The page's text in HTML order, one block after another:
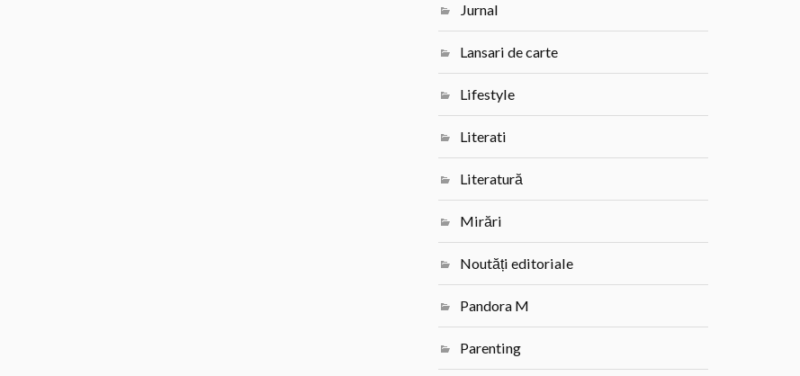
Jurnal
Lansari de carte
Lifestyle
Literati
Literatură
Mirări
Noutăți editoriale
Pandora M
Parenting